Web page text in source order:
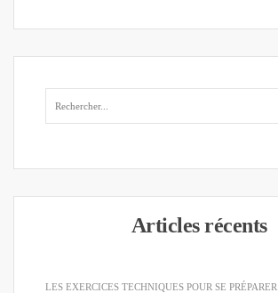
Articles récents
LES EXERCICES TECHNIQUES POUR SE